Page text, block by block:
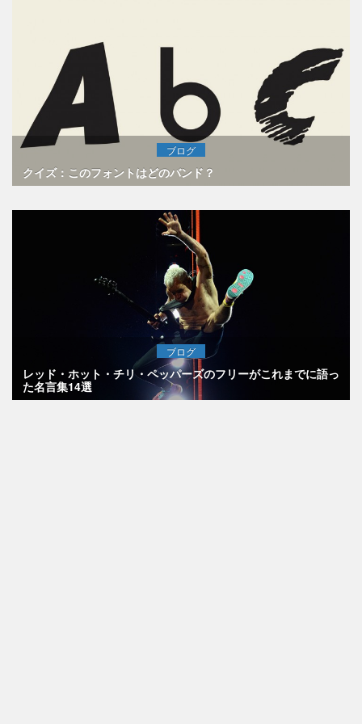
ブログ
クイズ：このフォントはどのバンド？
ブログ
レッド・ホット・チリ・ペッパーズのフリーがこれまでに語っ
た名言集14選